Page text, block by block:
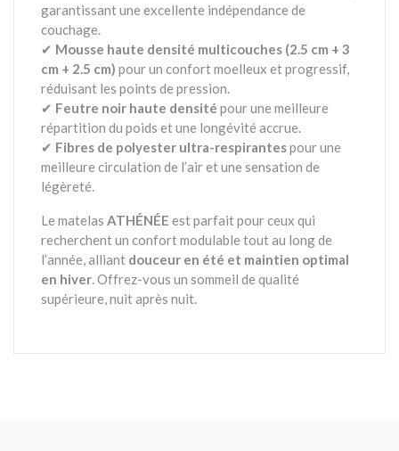
garantissant une excellente indépendance de
couchage.
✔ Mousse haute densité multicouches (2.5 cm + 3
cm + 2.5 cm) pour un confort moelleux et progressif,
réduisant les points de pression.
✔ Feutre noir haute densité pour une meilleure
répartition du poids et une longévité accrue.
✔ Fibres de polyester ultra-respirantespour une
meilleure circulation de l’air et une sensation de
légèreté.
Le matelas ATHÉNÉE est parfait pour ceux qui
recherchent un confort modulable tout au long de
l’année, alliant douceur en été et maintien optimal
en hiver. Offrez-vous un sommeil de qualité
supérieure, nuit après nuit.